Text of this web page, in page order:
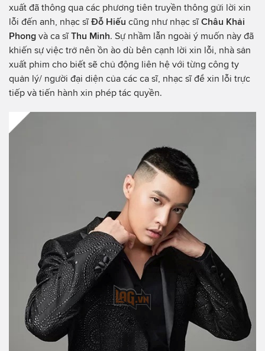
xuất đã thông qua các phương tiên truyền thông gửi lời xin
lỗi đến anh, nhạc sĩĐỗ Hiếu cũng như nhạc sĩChâu Khải
Phong và ca sĩThu Minh. Sự nhầm lẫn ngoài ý muốn này đã
khiến sự việc trở nên ồn ào dù bên cạnh lời xin lỗi, nhà sản
xuất phim cho biết sẽ chủ động liên hệ với từng công ty
quản lý/ người đại diện của các ca sĩ, nhạc sĩ để xin lỗi trực
tiếp và tiến hành xin phép tác quyền.